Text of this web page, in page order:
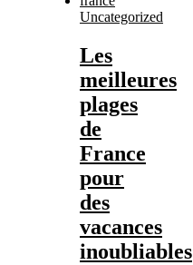
Uncategorized
Les
meilleures
plages
de
France
pour
des
vacances
inoubliables